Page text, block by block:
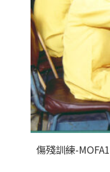
傷殘訓練-